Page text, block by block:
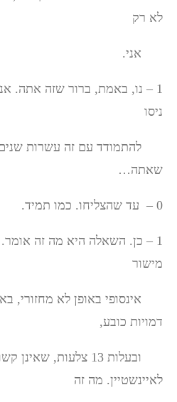
לא רק
אני.
1 – נו, באמת, ברור שזה אתה.
ניסו
להתמודד עם זה עשרות
שאתה…
0 – עד שהצליחו. כמו תמיד.
1 – כן. השאלה היא מה זה
מישור
אינסופי באופן לא מחזורי,
דמויות כובע,
ובעלות 13 צלעות,
לאיינשטיין. מה זה